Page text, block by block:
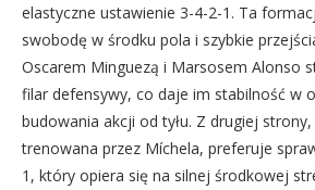
elastyczne ustawienie 3-4-2-1. Ta
swobodę w środku pola i szybkie
Oscarem Minguezą i Marsosem Alonso
filar defensywy, co daje im stabilność w
budowania akcji od tyłu. Z drugiej strony,
trenowana przez Míchela, preferuje
1, który opiera się na silnej środkowej